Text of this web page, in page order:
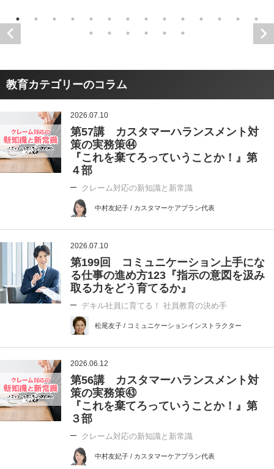
教育カテゴリーのコラム
2026.07.10
第57講 カスタマーハランスメント対
策の実務策㊹
『これを棄てろっていうことか！』第
４部
クレーム対応の新知識と新常識
中村友妃子 / カスタマーケアプラン代表
2026.07.10
第199回 コミュニケーション上手にな
る仕事の進め方123『指示の意図を汲み
取る力をどう育てるか』
デキル社員に育てる！ 社員教育の決め手
松尾友子 / コミュニケーションインストラクター
2026.06.12
第56講 カスタマーハランスメント対
策の実務策㊸
『これを棄てろっていうことか！』第
３部
クレーム対応の新知識と新常識
中村友妃子 / カスタマーケアプラン代表